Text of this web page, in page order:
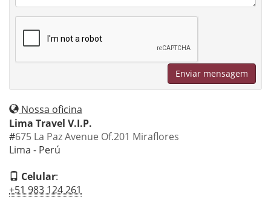
Enviar mensagem
Nossa oficina
Lima Travel V.I.P.
#675 La Paz Avenue Of.201 Miraflores
Lima - Perú
Celular:
+51 983 124 261